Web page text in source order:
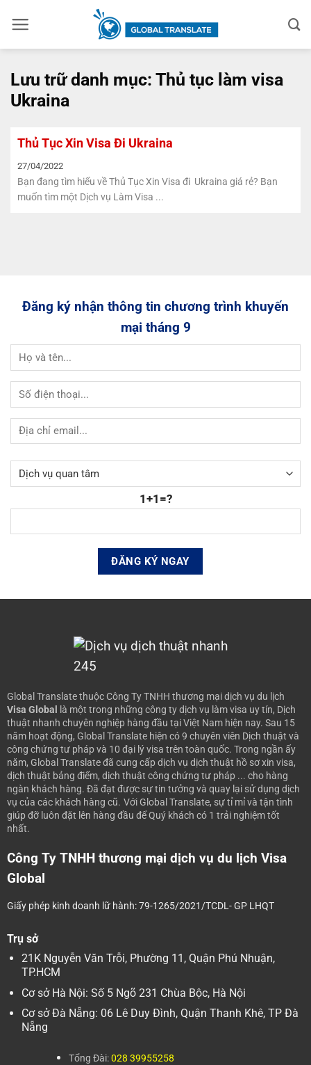
qua
nội
dung
Lưu trữ danh mục: Thủ tục làm visa
Ukraina
Thủ Tục Xin Visa Đi Ukraina
27/04/2022
Bạn đang tìm hiểu về Thủ Tục Xin Visa đi Ukraina giá rẻ? Bạn
muốn tìm một Dịch vụ Làm Visa ...
Đăng ký nhận thông tin chương trình khuyến
mại tháng 9
1+1=?
Global Translate thuộc Công Ty TNHH thương mại dịch vụ du lịch
Visa Global
là một trong những công ty dịch vụ làm visa uy tín, Dịch
thuật nhanh chuyên nghiệp hàng đầu tại Việt Nam hiện nay. Sau 15
năm hoạt động, Global Translate hiện có 9 chuyên viên Dịch thuật và
công chứng tư pháp và 10 đại lý visa trên toàn quốc. Trong ngần ấy
năm, Global Translate đã cung cấp dịch vụ dịch thuật hồ sơ xin visa,
dịch thuật bảng điểm, dịch thuật công chứng tư pháp ... cho hàng
ngàn khách hàng. Đã đạt được sự tin tưởng và quay lại sử dụng dịch
vụ của các khách hàng cũ. Với Global Translate, sự tỉ mỉ và tận tình
giúp đỡ luôn đặt lên hàng đầu để Quý khách có 1 trải nghiệm tốt
nhất.
Công Ty TNHH thương mại dịch vụ du lịch Visa
Global
Giấy phép kinh doanh lữ hành: 79-1265/2021/TCDL- GP LHQT
Trụ sở
21K Nguyễn Văn Trỗi, Phường 11, Quận Phú Nhuận,
TP.HCM
Cơ sở Hà Nội: Số 5 Ngõ 231 Chùa Bộc, Hà Nội
Cơ sở Đà Nẵng: 06 Lê Duy Đình, Quận Thanh Khê, TP Đà
Nẵng
Tổng Đài:028 39955258